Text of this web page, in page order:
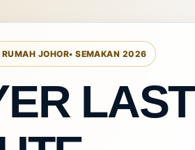
JOHOR• SEMAKAN 2026
LAST